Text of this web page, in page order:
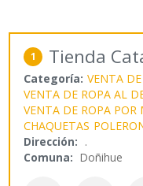
1 Tienda
Categoría: VENTA
VENTA DE ROPA AL
VENTA DE ROPA POR
CHAQUETAS
Dirección: .
Comuna: Doñihue